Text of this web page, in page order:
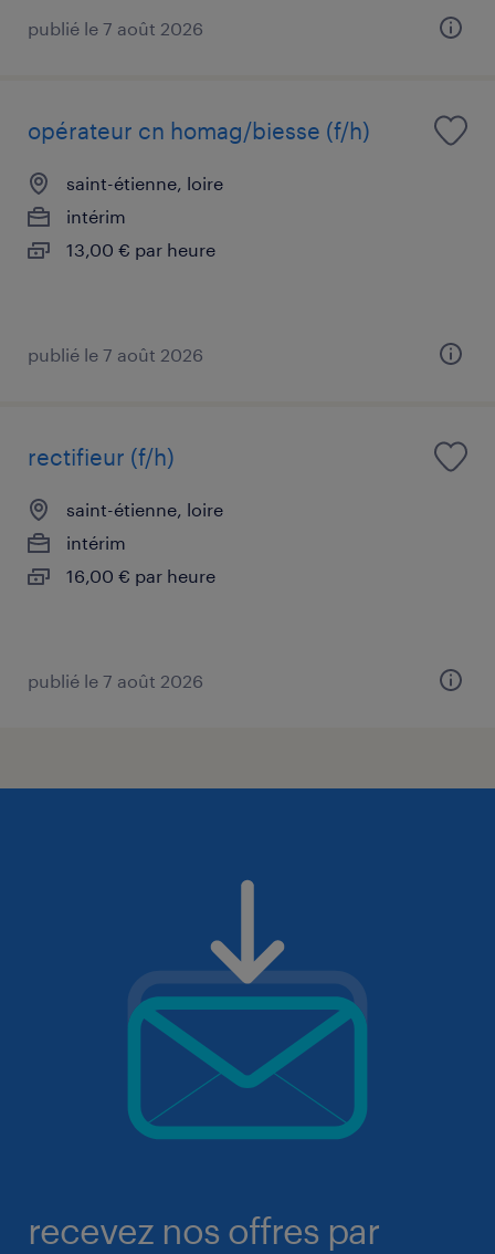
publié le 7 août 2026
opérateur cn homag/biesse (f/h)
saint-étienne, loire
intérim
13,00 € par heure
publié le 7 août 2026
rectifieur (f/h)
saint-étienne, loire
intérim
16,00 € par heure
publié le 7 août 2026
recevez nos offres par